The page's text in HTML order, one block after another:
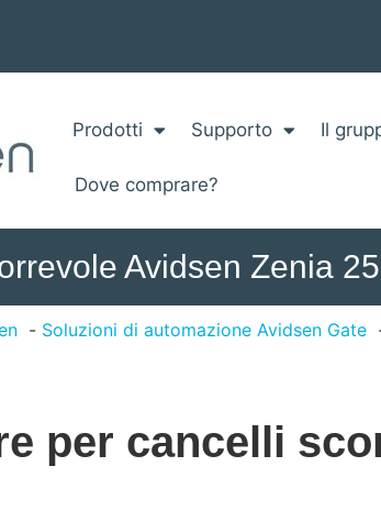
Prodotti Supporto Il
Dove comprare?
Avidsen Zenia
Soluzioni di automazione Avidsen Gate
per cancelli